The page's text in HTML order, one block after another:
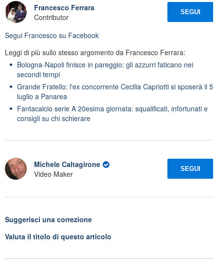
Francesco Ferrara
Contributor
SEGUI
Segui Francesco su Facebook
Leggi di più sullo stesso argomento da Francesco Ferrara:
Bologna-Napoli finisce in pareggio: gli azzurri faticano nei
secondi tempi
Grande Fratello: l'ex concorrente Cecilia Capriotti si sposerà il 5
luglio a Panarea
Fantacalcio serie A 20esima giornata: squalificati, infortunati e
consigli su chi schierare
Michele Caltagirone
Video Maker
SEGUI
Suggerisci una correzione
Valuta il titolo di questo articolo